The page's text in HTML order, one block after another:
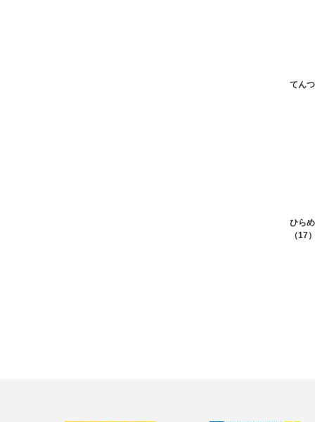
てん
ひら
（17